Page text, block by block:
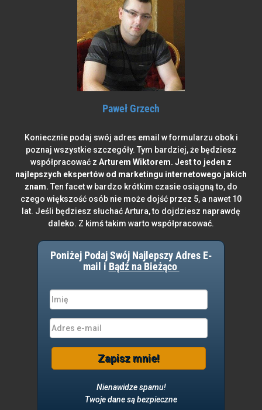
Paweł Grzech
Koniecznie podaj swój adres email w formularzu obok i
poznaj wszystkie szczegóły. Tym bardziej, że będziesz
współpracować z Arturem Wiktorem. Jest to jeden z
najlepszych ekspertów od marketingu internetowego jakich
znam. Ten facet w bardzo krótkim czasie osiągną to, do
czego większość osób nie może dojść przez 5, a nawet 10
lat. Jeśli będziesz słuchać Artura, to dojdziesz naprawdę
daleko. Z kimś takim warto współpracować.
Poniżej Podaj Swój Najlepszy Adres E-
mail i Bądź na Bieżąco
Zapisz mnie!
Nienawidze spamu!
Twoje dane są bezpieczne